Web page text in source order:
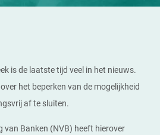
is de laatste tijd veel in het nieuws.
het beperken van de mogelijkheid
af te sluiten.
van Banken (NVB) heeft hierover